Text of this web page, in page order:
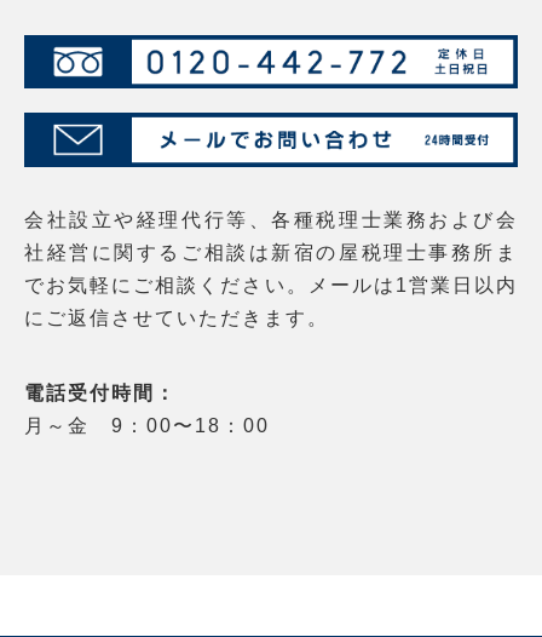
会社設立や経理代行等、各種税理士業務および会
社経営に関するご相談は新宿の屋税理士事務所ま
でお気軽にご相談ください。メールは1営業日以内
にご返信させていただきます。
電話受付時間：
月～金 9：00〜18：00